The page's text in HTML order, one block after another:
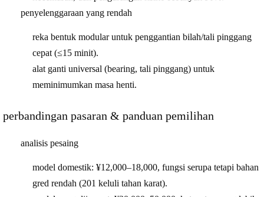
penyelenggaraan yang rendah
reka bentuk modular untuk penggantian bilah/tali pinggang
cepat (≤15 minit).
alat ganti universal (bearing, tali pinggang) untuk
meminimumkan masa henti.
perbandingan pasaran & panduan pemilihan
analisis pesaing
model domestik: ¥12,000–18,000, fungsi serupa tetapi bahan
gred rendah (201 keluli tahan karat).